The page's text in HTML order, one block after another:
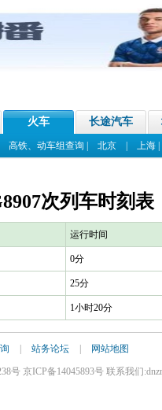
火车 长途汽车
高铁、动车组查询 北京| 上海
次列车时刻表
运行时间
0分
25分
1小时20分
站务论坛 网站地图
号 京ICP备14045893号 联系我们